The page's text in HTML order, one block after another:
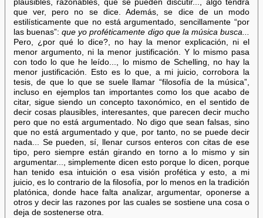
plausibles, razonables, que se pueden discutir..., algo tendrá
que ver, pero no se dice. Además, se dice de un modo
estilísticamente que no está argumentado, sencillamente “por
las buenas”:que yo proféticamente digo que la música busca...
Pero, ¿por qué lo dice?, no hay la menor explicación, ni el
menor argumento, ni la menor justificación. Y lo mismo pasa
con todo lo que he leído..., lo mismo de Schelling, no hay la
menor justificación. Esto es lo que, a mi juicio, corrobora la
tesis, de que lo que se suele llamar “filosofía de la música”,
incluso en ejemplos tan importantes como los que acabo de
citar, sigue siendo un concepto taxonómico, en el sentido de
decir cosas plausibles, interesantes, que parecen decir mucho
pero que no está argumentado. No digo que sean falsas, sino
que no está argumentado y que, por tanto, no se puede decir
nada... Se pueden, sí, llenar cursos enteros con citas de ese
tipo, pero siempre están girando en torno a lo mismo y sin
argumentar..., simplemente dicen esto porque lo dicen, porque
han tenido esa intuición o esa visión profética y esto, a mi
juicio, es lo contrario de la filosofía, por lo menos en la tradición
platónica, donde hace falta analizar, argumentar, oponerse a
otros y decir las razones por las cuales se sostiene una cosa o
deja de sostenerse otra.